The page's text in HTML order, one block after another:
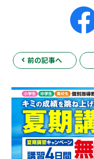
前の記事へ